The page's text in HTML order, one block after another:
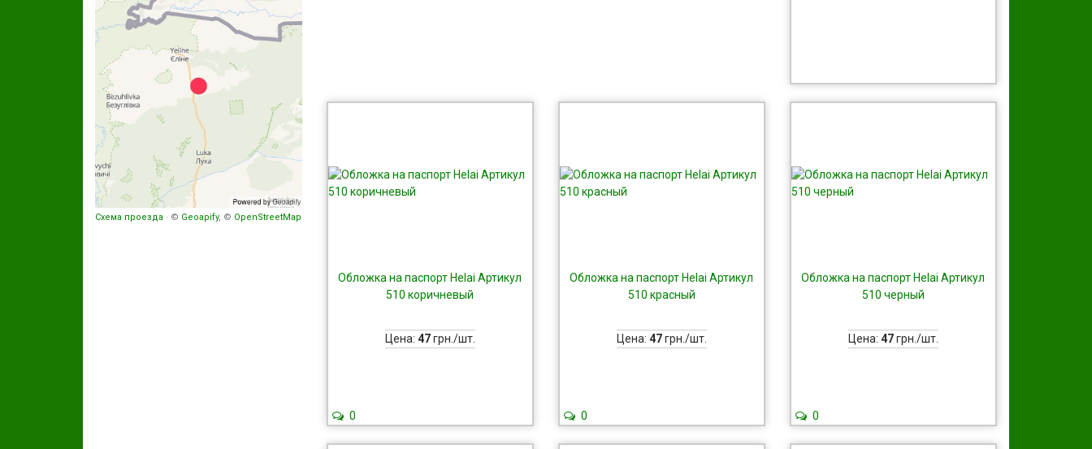
Схема проезда · © Geoapify, © OpenStreetMap
Обложка на паспорт Helai Артикул
510 коричневый
Цена: 47грн./шт.
0
Обложка на паспорт Helai Артикул
510 красный
Цена: 47грн./шт.
0
Обложка на паспорт Helai Артикул
510 черный
Цена: 47грн./шт.
0